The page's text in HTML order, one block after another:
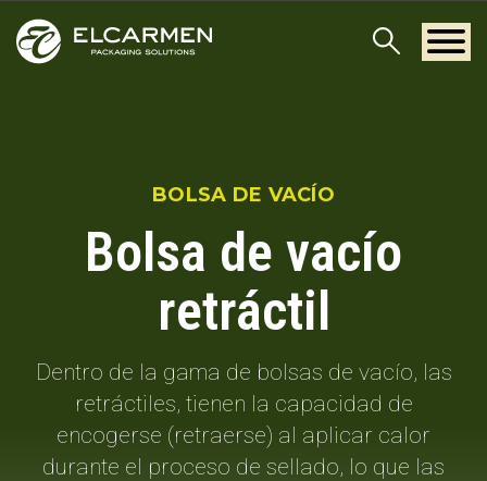
BOLSA DE VACÍO
Bolsa de vacío
retráctil
Dentro de la gama de bolsas de vacío, las
retráctiles, tienen la capacidad de
encogerse (retraerse) al aplicar calor
durante el proceso de sellado, lo que las